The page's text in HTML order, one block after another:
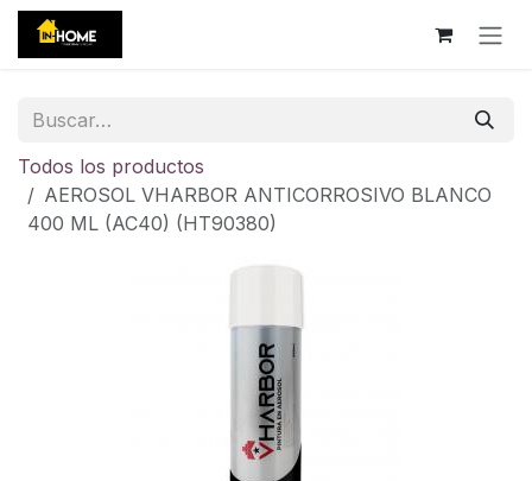
Ir al contenido
Todos los productos
AEROSOL VHARBOR ANTICORROSIVO BLANCO
400 ML (AC40) (HT90380)